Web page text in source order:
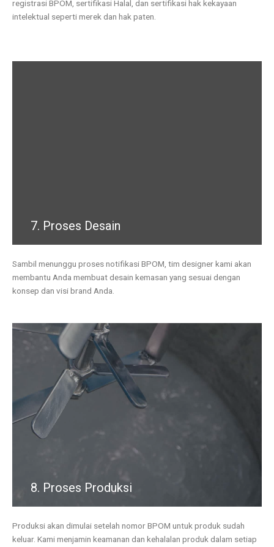
registrasi BPOM, sertifikasi Halal, dan sertifikasi hak kekayaan
intelektual seperti merek dan hak paten.
7. Proses Desain
Sambil menunggu proses notifikasi BPOM, tim designer kami akan
membantu Anda membuat desain kemasan yang sesuai dengan
konsep dan visi brand Anda.
8. Proses Produksi
Produksi akan dimulai setelah nomor BPOM untuk produk sudah
keluar. Kami menjamin keamanan dan kehalalan produk dalam setiap